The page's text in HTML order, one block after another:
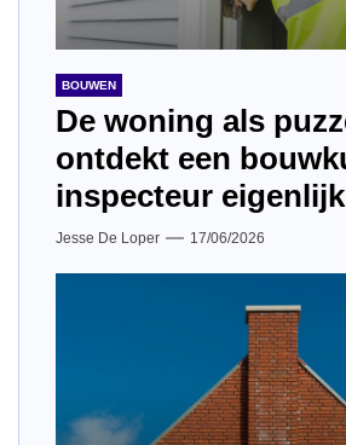
BOUWEN
De woning als
ontdekt een
inspecteur
Jesse De Loper 17/06/2026